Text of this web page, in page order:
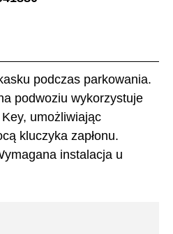
podczas parkowania.
podwoziu wykorzystuje
umożliwiając
kluczyka zapłonu.
instalacja u